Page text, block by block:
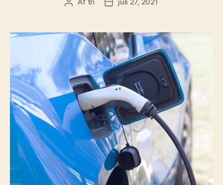
Indlægsforfatter
Af tn Indlægsdato
juli 27, 2021